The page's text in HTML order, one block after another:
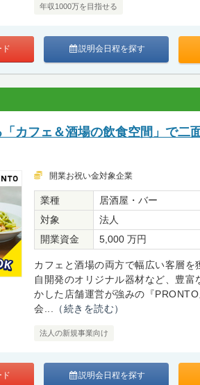
年収1000万を目指せる
ド 説明会日程を探す
カフェ＆酒場の飲食空間」で二
開業お祝い金対象企業
業種
居酒屋・バー
対象
法人
開業資金
5,000 万円
カフェと酒場の両方で幅広い客層を
自開発のオリジナル器材など、豊富
かした店舗運営が強みの『
会...
（続きを読む）
法人の新規事業向け
ド 説明会日程を探す